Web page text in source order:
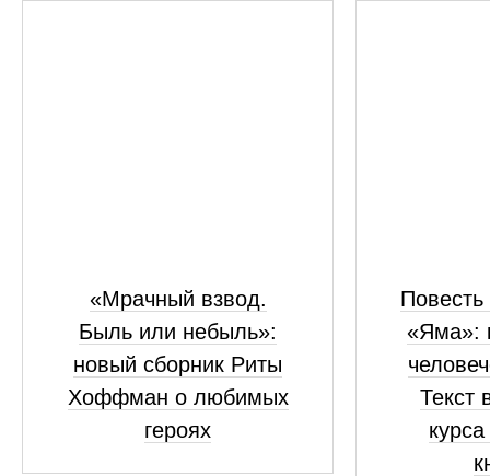
«Мрачный взвод.
Быль или небыль»:
новый сборник Риты
Хоффман о любимых
героях
«Яма»:
Текст